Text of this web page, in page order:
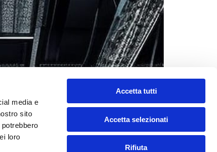
media e
sito
loro
Accetta tutti
Accetta selezionati
Rifiuta